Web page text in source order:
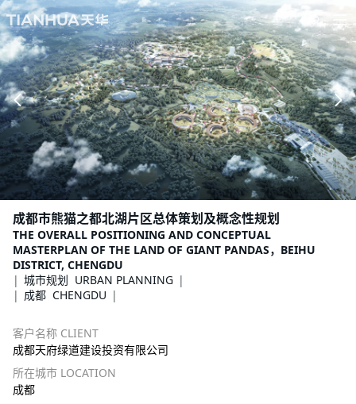
成都市熊猫之都北湖片区总体策划及概念性规划
THE OVERALL POSITIONING AND CONCEPTUAL
MASTERPLAN OF THE LAND OF GIANT PANDAS，BEIHU
DISTRICT, CHENGDU
城市规划 URBAN PLANNING
成都 CHENGDU
客户名称 CLIENT
成都天府绿道建设投资有限公司
所在城市 LOCATION
成都